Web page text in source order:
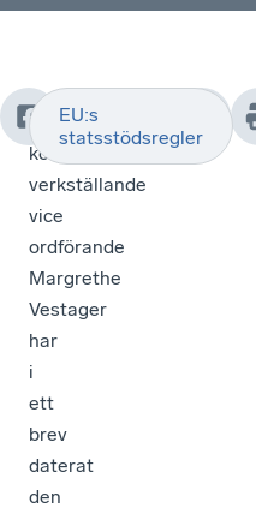
EU-
kommissionens
verkställande
vice
ordförande
Margrethe
Vestager
har
i
ett
brev
daterat
den
EU:s
statsstödsregler